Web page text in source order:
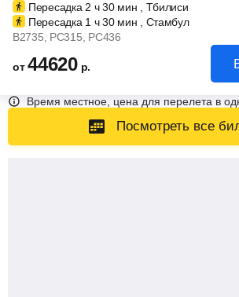
Пересадка 2 ч30 мин , Тбилиси
Пересадка 1 ч30 мин , Стамбул
B2735 , PC315 , PC436
от44620 р.
Время местное, цена для перелета в
Посмотреть все